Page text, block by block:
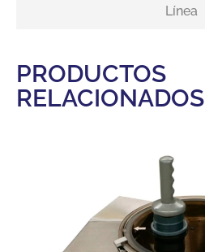
Línea
PRODUCTOS
RELACIONADOS